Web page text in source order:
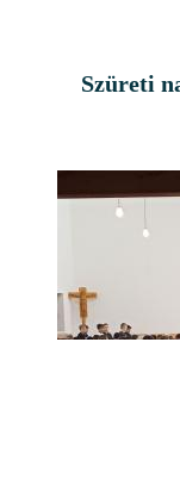
Szüreti